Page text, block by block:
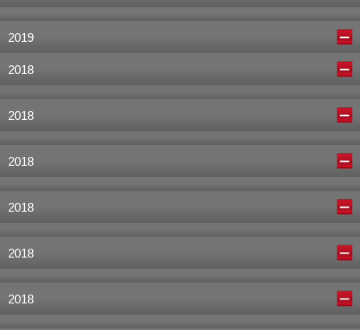
2019
2018
2018
2018
2018
2018
2018